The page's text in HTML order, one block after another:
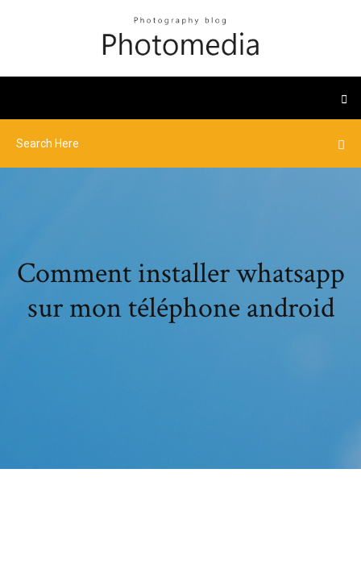
Comment installer whatsapp
sur mon téléphone android